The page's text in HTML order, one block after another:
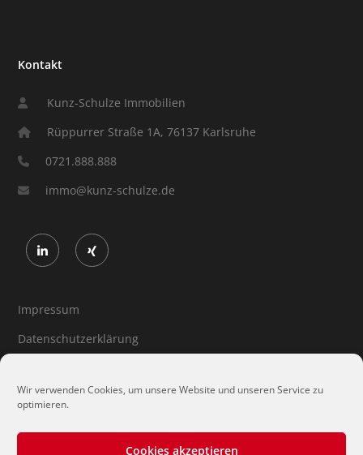
Wir verwenden Cookies, um unsere Website und unseren Service zu
optimieren.
Cookies akzeptieren
Kontakt
Kunz-Schulze Immobilien
Rüppurrer Straße 1A, 76137 Karlsruhe
0721.888.888
immo@kunz-schulze.de
Impressum
Datenschutzerklärung